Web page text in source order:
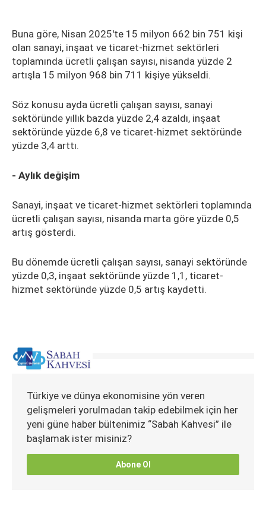
Buna göre, Nisan 2025'te 15 milyon 662 bin 751 kişi
olan sanayi, inşaat ve ticaret-hizmet sektörleri
toplamında ücretli çalışan sayısı, nisanda yüzde 2
artışla 15 milyon 968 bin 711 kişiye yükseldi.
Söz konusu ayda ücretli çalışan sayısı, sanayi
sektöründe yıllık bazda yüzde 2,4 azaldı, inşaat
sektöründe yüzde 6,8 ve ticaret-hizmet sektöründe
yüzde 3,4 arttı.
- Aylık değişim
Sanayi, inşaat ve ticaret-hizmet sektörleri toplamında
ücretli çalışan sayısı, nisanda marta göre yüzde 0,5
artış gösterdi.
Bu dönemde ücretli çalışan sayısı, sanayi sektöründe
yüzde 0,3, inşaat sektöründe yüzde 1,1, ticaret-
hizmet sektöründe yüzde 0,5 artış kaydetti.
Türkiye ve dünya ekonomisine yön veren
gelişmeleri yorulmadan takip edebilmek için her
yeni güne haber bültenimiz “Sabah Kahvesi” ile
başlamak ister misiniz?
Abone Ol